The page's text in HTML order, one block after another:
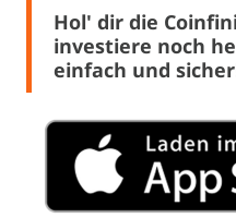
Hol' dir die
investiere noch
einfach und